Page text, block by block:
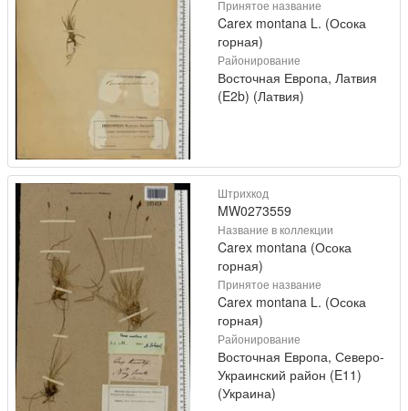
Принятое название
Carex montana L. (Осока
горная)
Районирование
Восточная Европа, Латвия
(E2b) (Латвия)
Штрихкод
MW0273559
Название в коллекции
Carex montana (Осока
горная)
Принятое название
Carex montana L. (Осока
горная)
Районирование
Восточная Европа, Северо-
Украинский район (E11)
(Украина)